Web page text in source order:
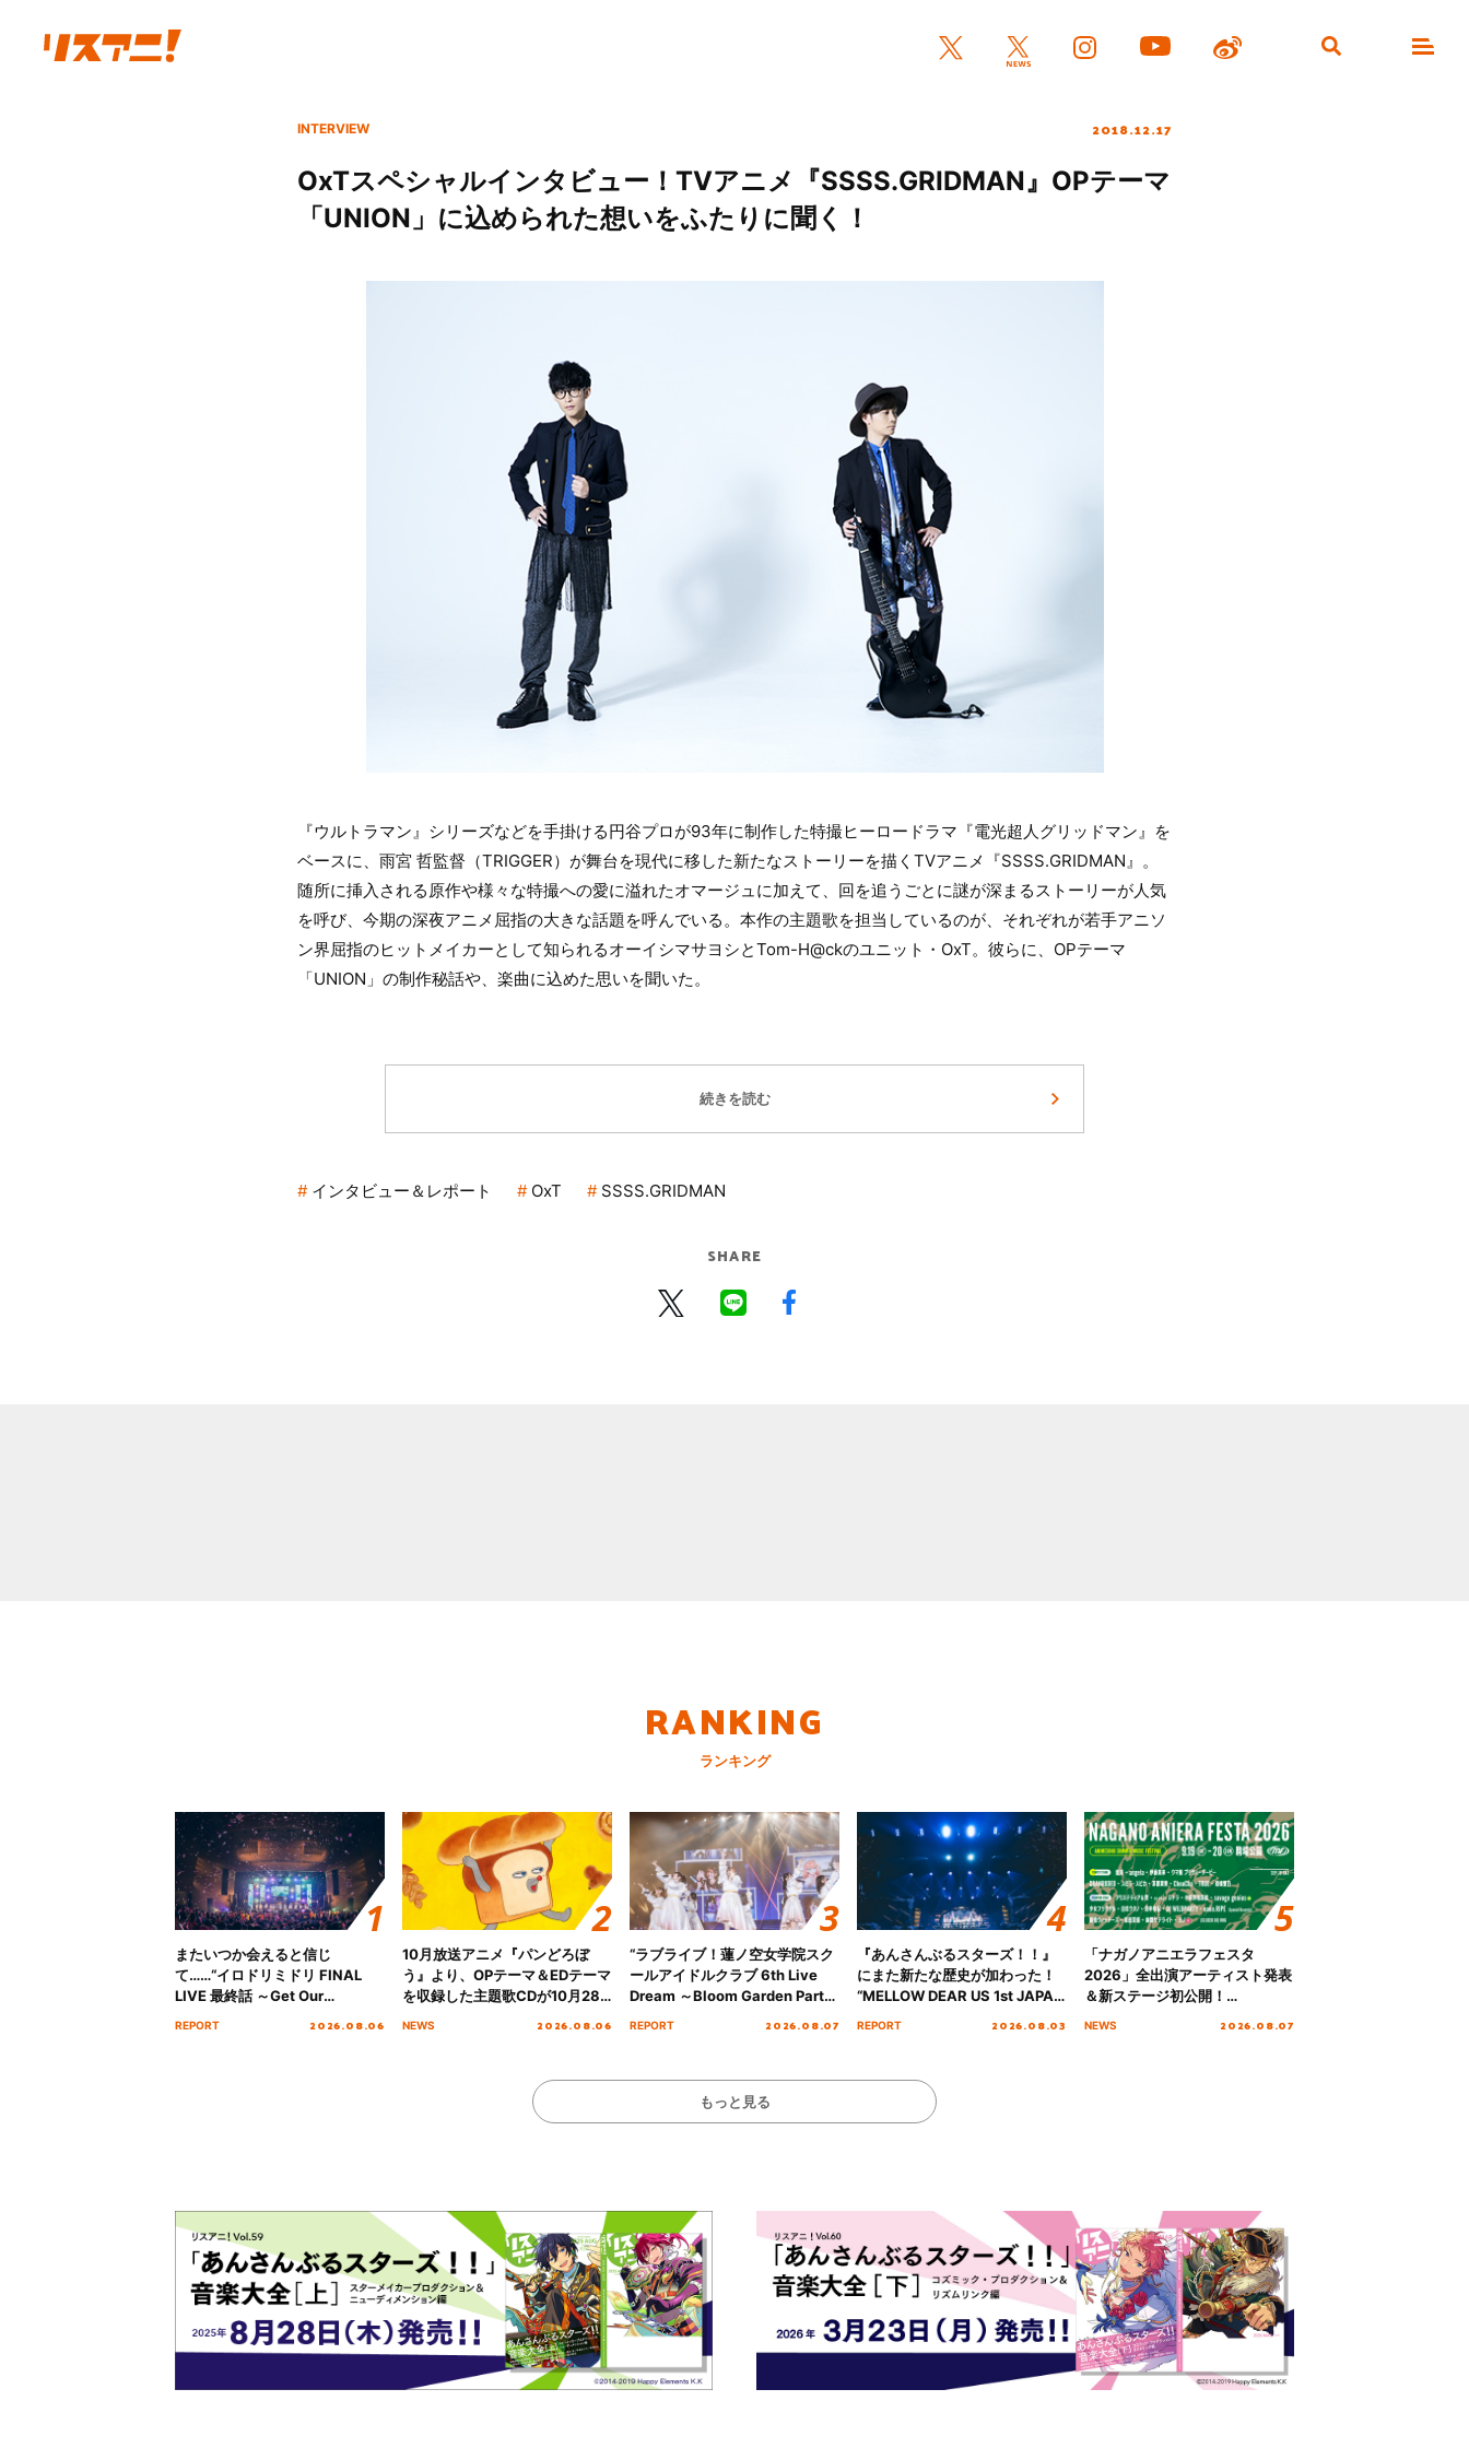
INTERVIEW 2018.12.17
OxTスペシャルインタビュー！TVアニメ『SSSS.GRIDMAN』OPテーマ
「UNION」に込められた想いをふたりに聞く！
『ウルトラマン』シリーズなどを手掛ける円谷プロが93年に制作した特撮ヒーロードラマ『電光超人グリッドマン』を
ベースに、雨宮 哲監督（TRIGGER）が舞台を現代に移した新たなストーリーを描くTVアニメ『SSSS.GRIDMAN』。
随所に挿入される原作や様々な特撮への愛に溢れたオマージュに加えて、回を追うごとに謎が深まるストーリーが人気
を呼び、今期の深夜アニメ屈指の大きな話題を呼んでいる。本作の主題歌を担当しているのが、それぞれが若手アニソ
ン界屈指のヒットメイカーとして知られるオーイシマサヨシとTom-H@ckのユニット・OxT。彼らに、OPテーマ
「UNION」の制作秘話や、楽曲に込めた思いを聞いた。
続きを読む
インタビュー＆レポート OxT SSSS.GRIDMAN
SHARE
RANKING
ランキング
またいつか会えると信じ
て……“イロドリミドリ FINAL
LIVE 最終話 ～Get Our
REPORT 2026.08.06
10月放送アニメ『パンどろぼ
う』より、OPテーマ＆EDテーマ
を収録した主題歌CDが10月28
NEWS 2026.08.06
“ラブライブ！蓮ノ空女学院スク
ールアイドルクラブ 6th Live
Dream ～Bloom Garden Party
REPORT 2026.08.07
『あんさんぶるスターズ！！』
にまた新たな歴史が加わった！
“MELLOW DEAR US 1st JAPAN
!!」Dear 横浜BUNTAI”をレポー
REPORT 2026.08.03
「ナガノアニエラフェスタ
2026」全出演アーティスト発表
＆新ステージ初公開！
初となる第3ステージの全貌が明
NEWS 2026.08.07
もっと見る